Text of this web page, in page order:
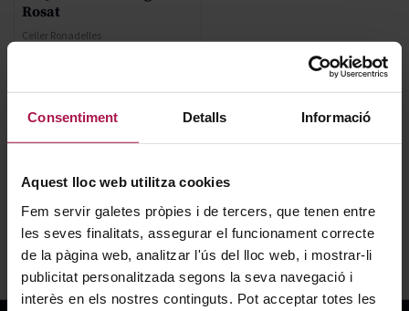
Consentiment Detalls Informació
Aquest lloc web utilitza cookies
Fem servir galetes pròpies i de tercers, que tenen entre
les seves finalitats, assegurar el funcionament correcte
de la pàgina web, analitzar l'ús del lloc web, i mostrar-li
publicitat personalitzada segons la seva navegació i
interès en els nostres continguts. Pot acceptar totes les
Rosat
Celler Ronadelles
Special Price
14,70 €
21,00 €
AFEGIR